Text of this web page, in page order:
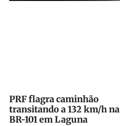
PRF flagra caminhão
transitando a 132 km/h na
BR-101 em Laguna